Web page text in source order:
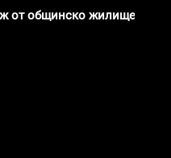
от общинско жилище